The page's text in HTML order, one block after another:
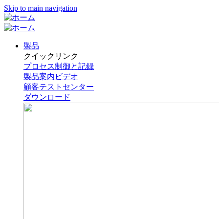
Skip to main navigation
製品
クイックリンク
プロセス制御と記録
製品案内ビデオ
顧客テストセンター
ダウンロード